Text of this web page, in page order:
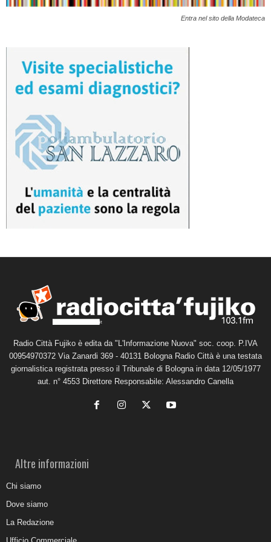
Entra nel sito della Modateca
Radio Città Fujiko è edita da "L'Informazione Nuova" soc. coop. P.IVA
00954970372 Via Zanardi 369 - 40131 Bologna Radio Città è una testata
giornalistica registrata presso il Tribunale di Bologna in data 12/05/1977
aut. n° 4553 Direttore Responsabile: Alessandro Canella
Altre informazioni
Chi siamo
Dove siamo
La Redazione